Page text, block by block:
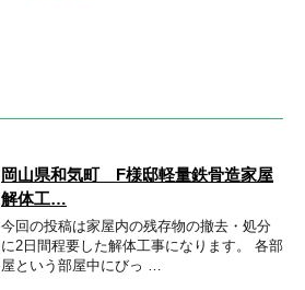
岡山県和気町 F様邸軽量鉄骨造家屋
解体工…
今回の投稿は家屋内の残存物の撤去・処分
に2日間程要した解体工事になります。 各部
屋という部屋中にびっ …